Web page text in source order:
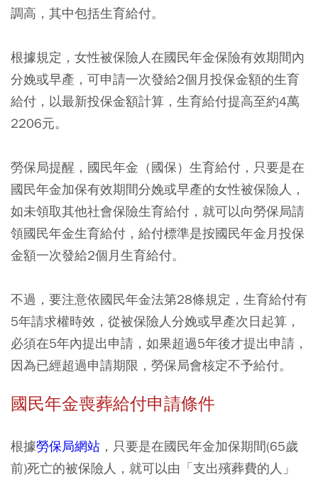
調高，其中包括生育給付。
根據規定，女性被保險人在國民年金保險有效期間內
分娩或早產，可申請一次發給2個月投保金額的生育
給付，以最新投保金額計算，生育給付提高至約4萬
2206元。
勞保局提醒，國民年金（國保）生育給付，只要是在
國民年金加保有效期間分娩或早產的女性被保險人，
如未領取其他社會保險生育給付，就可以向勞保局請
領國民年金生育給付，給付標準是按國民年金月投保
金額一次發給2個月生育給付。
不過，要注意依國民年金法第28條規定，生育給付有
5年請求權時效，從被保險人分娩或早產次日起算，
必須在5年內提出申請，如果超過5年後才提出申請，
因為已經超過申請期限，勞保局會核定不予給付。
國民年金喪葬給付申請條件
根據勞保局網站 ，只要是在國民年金加保期間(65歲
前)死亡的被保險人，就可以由「支出殯葬費的人」